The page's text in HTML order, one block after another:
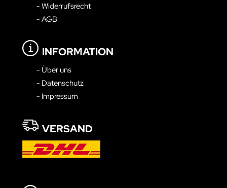
- Widerrufsrecht
- AGB
INFORMATION
- Über uns
- Datenschutz
- Impressum
VERSAND